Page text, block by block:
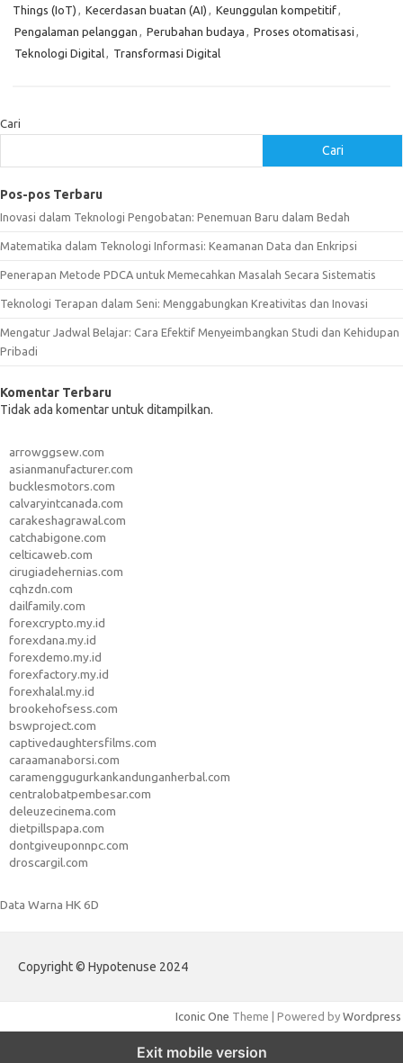
Things (IoT) , Kecerdasan buatan (AI) , Keunggulan kompetitif,
Pengalaman pelanggan , Perubahan budaya , Proses otomatisasi ,
Teknologi Digital, Transformasi Digital
Cari
Cari
Pos-pos Terbaru
Inovasi dalam Teknologi Pengobatan: Penemuan Baru dalam Bedah
Matematika dalam Teknologi Informasi: Keamanan Data dan Enkripsi
Penerapan Metode PDCA untuk Memecahkan Masalah Secara Sistematis
Teknologi Terapan dalam Seni: Menggabungkan Kreativitas dan Inovasi
Mengatur Jadwal Belajar: Cara Efektif Menyeimbangkan Studi dan Kehidupan
Pribadi
Komentar Terbaru
Tidak ada komentar untuk ditampilkan.
arrowggsew.com
asianmanufacturer.com
bucklesmotors.com
calvaryintcanada.com
carakeshagrawal.com
catchabigone.com
celticaweb.com
cirugiadehernias.com
cqhzdn.com
dailfamily.com
forexcrypto.my.id
forexdana.my.id
forexdemo.my.id
forexfactory.my.id
forexhalal.my.id
brookehofsess.com
bswproject.com
captivedaughtersfilms.com
caraamanaborsi.com
caramenggugurkankandunganherbal.com
centralobatpembesar.com
deleuzecinema.com
dietpillspapa.com
dontgiveuponnpc.com
droscargil.com
Data Warna HK 6D
Copyright © Hypotenuse 2024
Iconic One Theme | Powered by Wordpress
Exit mobile version